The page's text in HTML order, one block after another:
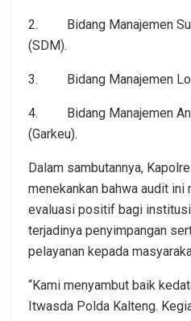
2. Bidang Manajemen
(SDM).
3. Bidang Manajemen
4. Bidang Manajemen
(Garkeu).
Dalam sambutannya,
menekankan bahwa audit ini
evaluasi positif bagi
terjadinya penyimpangan
pelayanan kepada
“Kami menyambut baik
Itwasda Polda Kalteng.